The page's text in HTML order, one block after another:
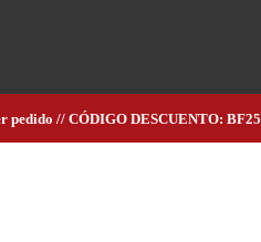
pedido // CÓDIGO DESCUENTO: BF25